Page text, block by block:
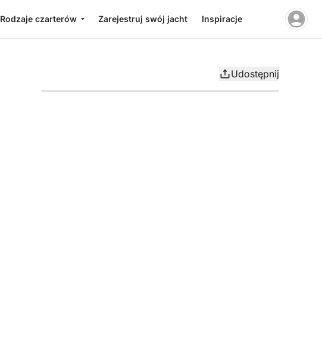
Rodzaje czarterów Zarejestruj swój jacht Inspiracje
Udostępnij